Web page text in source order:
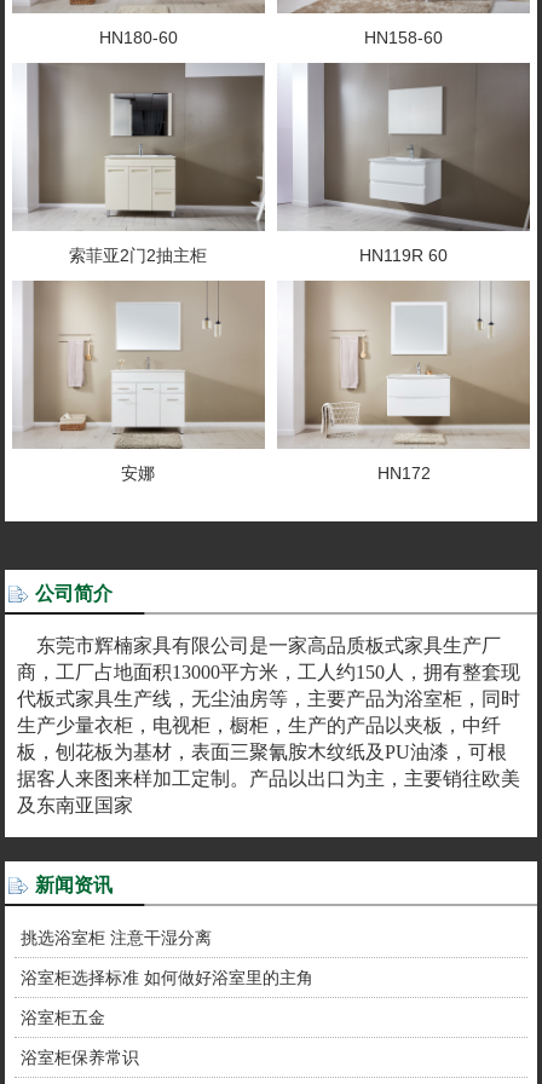
HN180-60 HN158-60
索菲亚2门2抽主柜 HN119R 60
安娜 HN172
公司简介
东莞市辉楠家具有限公司是一家高品质板式家具生产厂
商，工厂占地面积13000平方米，工人约150人，拥有整套现
代板式家具生产线，无尘油房等，主要产品为浴室柜，同时
生产少量衣柜，电视柜，橱柜，生产的产品以夹板，中纤
板，刨花板为基材，表面三聚氰胺木纹纸及PU油漆，可根
据客人来图来样加工定制。产品以出口为主，主要销往欧美
及东南亚国家
新闻资讯
挑选浴室柜 注意干湿分离
浴室柜选择标准 如何做好浴室里的主角
浴室柜五金
浴室柜保养常识